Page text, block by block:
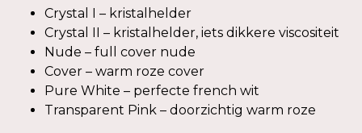
Crystal I – kristalhelder
Crystal II – kristalhelder, iets dikkere viscositeit
Nude – full cover nude
Cover – warm roze cover
Pure White – perfecte french wit
Transparent Pink – doorzichtig warm roze